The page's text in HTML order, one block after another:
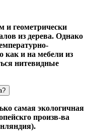
и геометрически
из дерева. Однако
и на мебели из
нитевидные
самая экологичная
произв-ва